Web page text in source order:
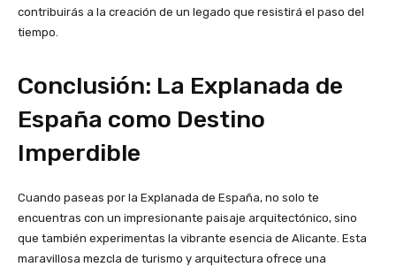
contribuirás a la creación de un legado que resistirá el paso del
tiempo.
Conclusión: La Explanada de
España como Destino
Imperdible
Cuando paseas por la Explanada de España, no solo te
encuentras con un impresionante paisaje arquitectónico, sino
que también experimentas la vibrante esencia de Alicante. Esta
maravillosa mezcla de turismo y arquitectura ofrece una